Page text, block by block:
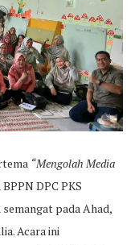
“Mengolah Media
DPC PKS
pada Ahad,
Acara ini